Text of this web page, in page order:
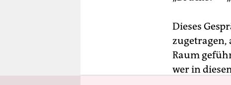
Dieses
zugetragen,
Raum
wer in